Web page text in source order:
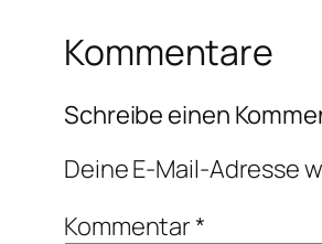
Kommentare
Schreibe einen
Deine E-Mail-Adresse
Kommentar*